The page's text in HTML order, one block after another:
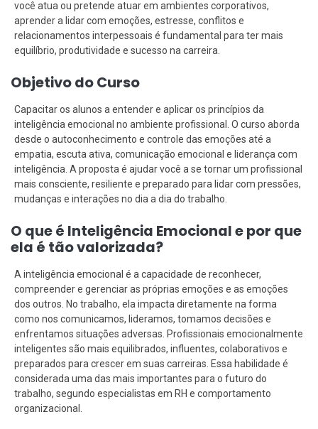
você atua ou pretende atuar em ambientes corporativos,
aprender a lidar com emoções, estresse, conflitos e
relacionamentos interpessoais é fundamental para ter mais
equilíbrio, produtividade e sucesso na carreira.
Objetivo do Curso
Capacitar os alunos a entender e aplicar os princípios da
inteligência emocional no ambiente profissional. O curso aborda
desde o autoconhecimento e controle das emoções até a
empatia, escuta ativa, comunicação emocional e liderança com
inteligência. A proposta é ajudar você a se tornar um profissional
mais consciente, resiliente e preparado para lidar com pressões,
mudanças e interações no dia a dia do trabalho.
O que é Inteligência Emocional e por que
ela é tão valorizada?
A inteligência emocional é a capacidade de reconhecer,
compreender e gerenciar as próprias emoções e as emoções
dos outros. No trabalho, ela impacta diretamente na forma
como nos comunicamos, lideramos, tomamos decisões e
enfrentamos situações adversas. Profissionais emocionalmente
inteligentes são mais equilibrados, influentes, colaborativos e
preparados para crescer em suas carreiras. Essa habilidade é
considerada uma das mais importantes para o futuro do
trabalho, segundo especialistas em RH e comportamento
organizacional.